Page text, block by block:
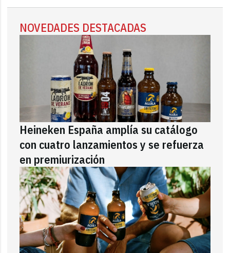
NOVEDADES DESTACADAS
Heineken España amplía su catálogo
con cuatro lanzamientos y se refuerza
en premiurización